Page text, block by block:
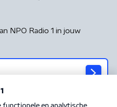
NPO Radio 1 in jouw